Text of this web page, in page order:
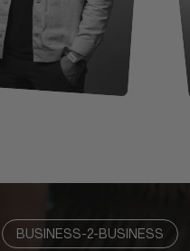
BUSINESS-2-BUSINESS